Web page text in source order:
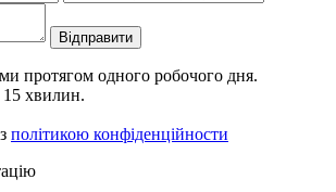
Відправити
протягом одного робочого дня.
15 хвилин.
політикою конфіденційности